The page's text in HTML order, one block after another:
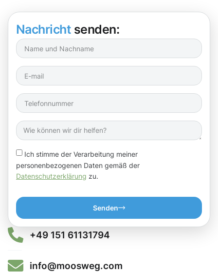
Nachricht senden:
Ich stimme der Verarbeitung meiner
personenbezogenen Daten gemäß der
Datenschutzerklärung zu.
Senden
+49 151 61131794
info@moosweg.com